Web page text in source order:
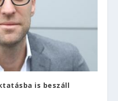
is beszáll